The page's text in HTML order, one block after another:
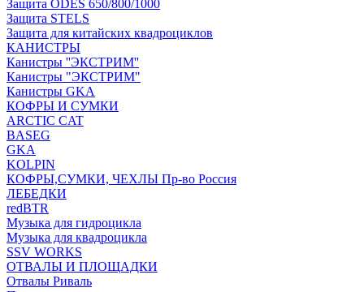
Защита ODES 650/800/1000
Защита STELS
Защита для китайских квадроциклов
КАНИСТРЫ
Канистры ''ЭКСТРИМ''
Канистры "ЭКСТРИМ"
Канистры GKA
КОФРЫ И СУМКИ
ARCTIC CAT
BASEG
GKA
KOLPIN
КОФРЫ,СУМКИ, ЧЕХЛЫ Пр-во Россия
ЛЕБЕДКИ
redBTR
Музыка для гидроцикла
Музыка для квадроцикла
SSV WORKS
ОТВАЛЫ И ПЛОЩАДКИ
Отвалы Риваль